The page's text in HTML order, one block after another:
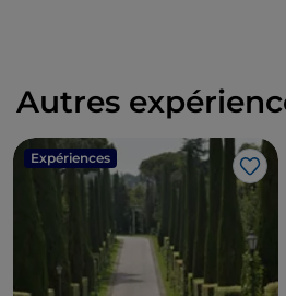
Autres
Expériences